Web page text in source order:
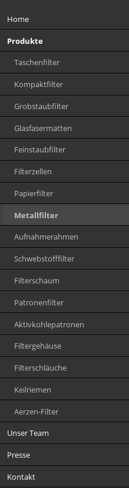
überspringen
Home
Produkte
Taschenfilter
Kompaktfilter
Grobstaubfilter
Glasfasermatten
Feinstaubfilter
Filterzellen
Papierfilter
Metallfilter
Aufnahmerahmen
Schwebstofffilter
Filterschaum
Patronenfilter
Aktivkohlepatronen
Filtergehäuse
Filterschläuche
Keilriemen
Aerzen-Filter
Unser Team
Presse
Kontakt